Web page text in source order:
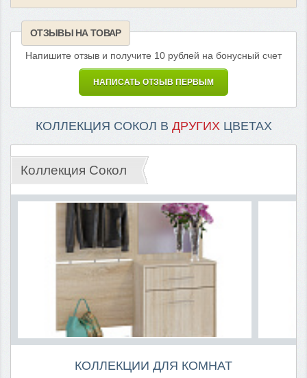
ОТЗЫВЫ НА ТОВАР
Напишите отзыв и получите 10 рублей на бонусный счет
НАПИСАТЬ ОТЗЫВ ПЕРВЫМ
КОЛЛЕКЦИЯ СОКОЛ В ДРУГИХЦВЕТАХ
Коллекция Сокол
КОЛЛЕКЦИИ ДЛЯ КОМНАТ